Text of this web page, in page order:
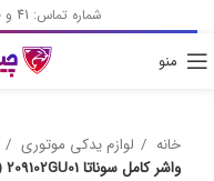
شماره تماس: 41 و 40 11 53 33 021 - 09129519421
منو
خانه لوازم یدکی موتوری
واشر کامل سوناتا 209102GU01 (اصلی)